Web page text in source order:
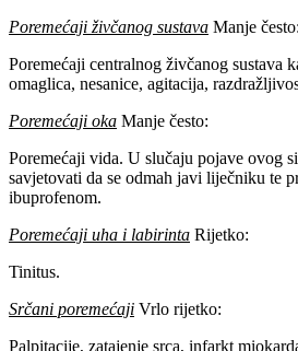
Poremećaji živčanog sustava Manje često:
Poremećaji centralnog živčanog sustava
omaglica, nesanice, agitacija,
Poremećaji oka Manje često:
Poremećaji vida. U slučaju pojave ovog
savjetovati da se odmah javi liječniku te
ibuprofenom.
Poremećaji uha i labirinta Rijetko:
Tinitus.
Srčani poremećaji Vrlo rijetko:
Palpitacije, zatajenje srca, infarkt